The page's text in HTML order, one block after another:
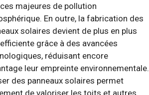
majeures de pollution
En outre, la fabrication des
solaires devient de plus en plus
grâce à des avancées
réduisant encore
leur empreinte environnementale.
des panneaux solaires permet